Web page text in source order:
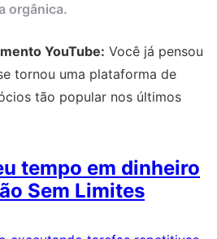
orgânica.
YouTube: Você já pensou
tornou uma plataforma de
tão popular nos últimos
tempo em dinheiro
Sem Limites